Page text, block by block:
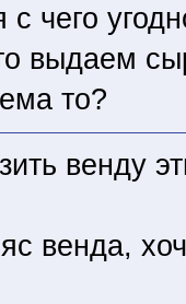
с чего
выдаем
то?
венду
венда,